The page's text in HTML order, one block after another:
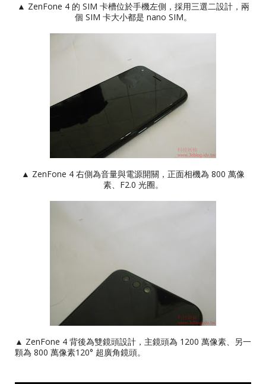
▲ ZenFone 4 的 SIM 卡槽位於手機左側，採用三選二設計，兩
個 SIM 卡大小都是 nano SIM。
▲ ZenFone 4 右側為音量與電源開關，正面相機為 800 萬像
素、F2.0 光圈。
▲ ZenFone 4 背後為雙鏡頭設計，主鏡頭為 1200 萬像素、另一
顆為 800 萬像素120° 超廣角鏡頭。